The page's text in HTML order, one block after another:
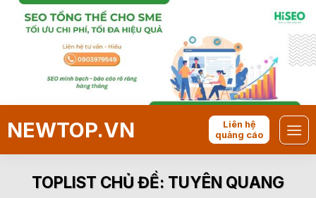
Skip
NEWTOP.VN
Liên hệ
quảng cáo
TOPLIST CHỦ ĐỀ: TUYÊN QUANG